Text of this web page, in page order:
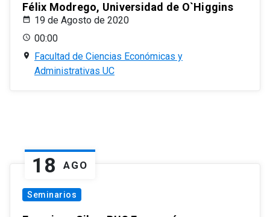
Félix Modrego, Universidad de O`Higgins
19 de Agosto de 2020
00:00
Facultad de Ciencias Económicas y
Administrativas UC
18 AGO
Seminarios